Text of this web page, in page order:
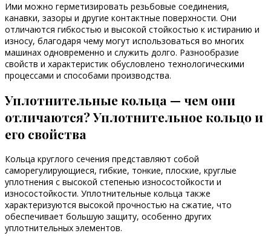
Ими можно герметизировать резьбовые соединения,
канавки, зазоры и другие контактные поверхности. Они
отличаются гибкостью и высокой стойкостью к истиранию и
износу, благодаря чему могут использоваться во многих
машинах одновременно и служить долго. Разнообразие
свойств и характеристик обусловлено технологическими
процессами и способами производства.
Уплотнительные кольца — чем они
отличаются? Уплотнительное кольцо и
его свойства
Кольца круглого сечения представляют собой
саморегулирующиеся, гибкие, тонкие, плоские, круглые
уплотнения с высокой степенью износостойкости и
износостойкости. Уплотнительные кольца также
характеризуются высокой прочностью на сжатие, что
обеспечивает большую защиту, особенно других
уплотнительных элементов.